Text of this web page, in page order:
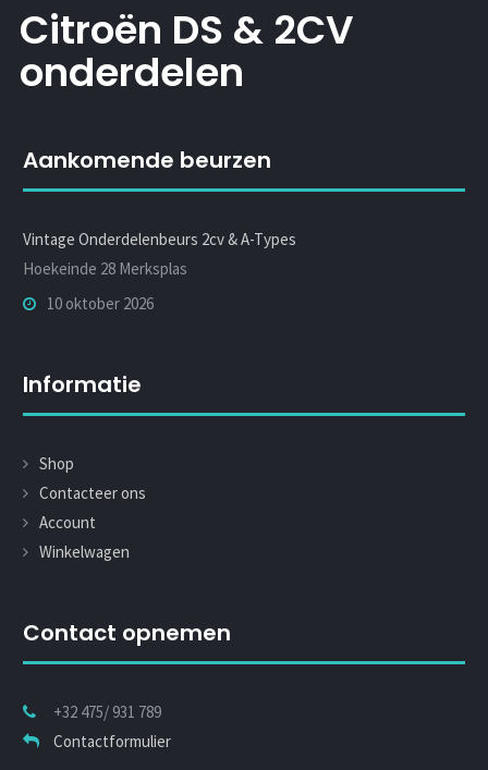
Citroën DS & 2CV
onderdelen
Aankomende beurzen
Vintage Onderdelenbeurs 2cv & A-Types
Hoekeinde 28 Merksplas
10 oktober 2026
Informatie
Shop
Contacteer ons
Account
Winkelwagen
Contact opnemen
+32 475/ 931 789
Contactformulier